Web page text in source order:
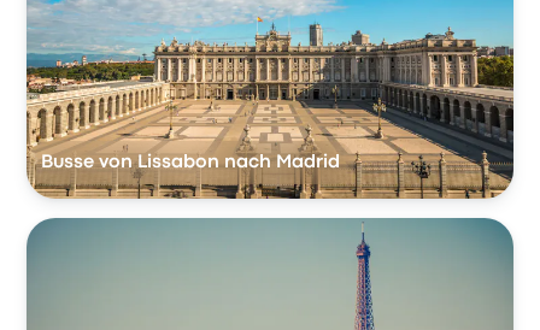
Busse von Lissabon nach Madrid